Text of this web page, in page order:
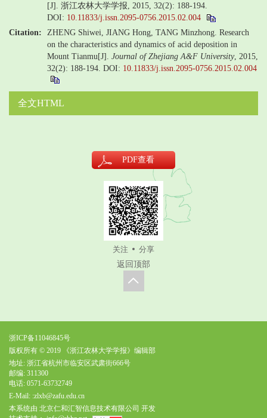
[J]. 浙江农林大学学报, 2015, 32(2): 188-194.
DOI: 10.11833/j.issn.2095-0756.2015.02.004
Citation:
ZHENG Shiwei, JIANG Hong, TANG Minzhong. Research
on the characteristics and dynamics of acid deposition in
Mount Tianmu[J]. Journal of Zhejiang A&F University, 2015,
32(2): 188-194. DOI: 10.11833/j.issn.2095-0756.2015.02.004
全文HTML
PDF查看
关注
分享
返回顶部
浙ICP备11046845号
版权所有 © 2019 《浙江农林大学学报》编辑部
地址: 浙江省杭州市临安区武肃街666号
邮编: 311300
电话: 0571-63732749
E-Mail: :zlxb@zafu.edu.cn
本系统由 北京仁和汇智信息技术有限公司 开发